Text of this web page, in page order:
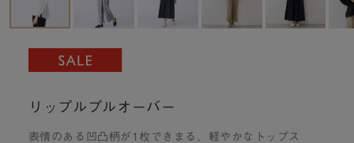
リップルプルオーバー
表情のある凹凸柄が1枚できまる、軽やかなトップス